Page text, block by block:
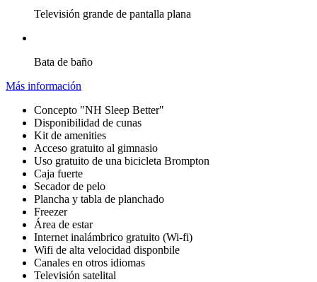
Televisión grande de pantalla plana
Bata de baño
Más información
Concepto "NH Sleep Better"
Disponibilidad de cunas
Kit de amenities
Acceso gratuito al gimnasio
Uso gratuito de una bicicleta Brompton
Caja fuerte
Secador de pelo
Plancha y tabla de planchado
Freezer
Área de estar
Internet inalámbrico gratuito (Wi-fi)
Wifi de alta velocidad disponbile
Canales en otros idiomas
Televisión satelital